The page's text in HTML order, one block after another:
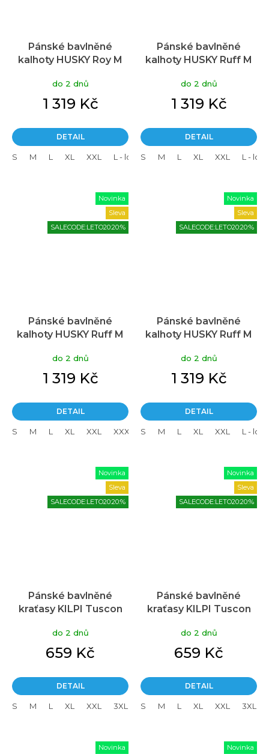
Pánské bavlněné
kalhoty HUSKY Roy M
do 2 dnů
1 319 Kč
DETAIL
S M L XL XXL L - long XL - long XXL - long
Pánské bavlněné
kalhoty HUSKY Ruff M
do 2 dnů
1 319 Kč
DETAIL
S M L XL XXL L -
Novinka
Sleva
SALECODE:LETO20:20:%
Pánské bavlněné
kalhoty HUSKY Ruff M
do 2 dnů
1 319 Kč
DETAIL
S M L XL XXL XXXL L - long XL - long XXL -
Novinka
Sleva
SALECODE:LETO20:20:%
Pánské bavlněné
kalhoty HUSKY Ruff M
do 2 dnů
1 319 Kč
DETAIL
S M L XL XXL L -
Novinka
Sleva
SALECODE:LETO20:20:%
Pánské bavlněné
kraťasy KILPI Tuscon
do 2 dnů
659 Kč
DETAIL
S M L XL XXL 3XL
Novinka
Sleva
SALECODE:LETO20:20:%
Pánské bavlněné
kraťasy KILPI Tuscon
do 2 dnů
659 Kč
DETAIL
S M L XL XXL 3XL
Novinka
Novinka